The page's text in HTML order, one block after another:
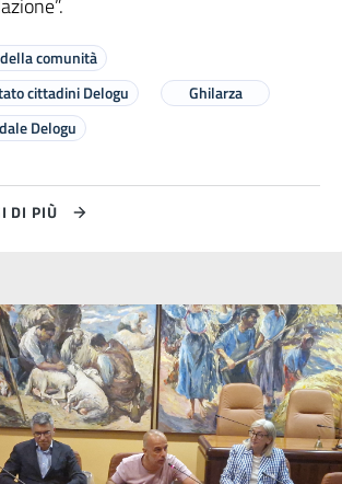
comunità
cittadini Delogu
Ghilarza
Delogu
DI PIÙ